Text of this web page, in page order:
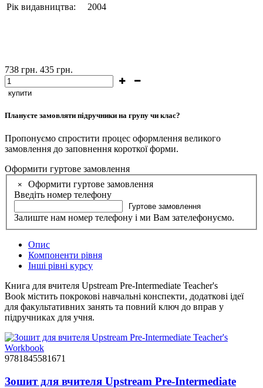
Рік видавництва:
2004
738 грн. 435 грн.
купити
Плануєте замовляти підручники на групу чи клас?
Пропонуємо спростити процес оформлення великого
замовлення до заповнення короткої форми.
Оформити гуртове замовлення
×
Оформити гуртове замовлення
Введіть номер телефону
Гуртове замовлення
Залиште нам номер телефону і ми Вам зателефонуємо.
Опис
Компоненти рівня
Інші рівні курсу
Книга для вчителя Upstream Pre-Intermediate Teacher's
Book містить покрокові навчальні конспекти, додаткові ідеї
для факультативних занять та повний ключ до вправ у
підручниках для учня.
9781845581671
Зошит для вчителя Upstream Pre-Intermediate